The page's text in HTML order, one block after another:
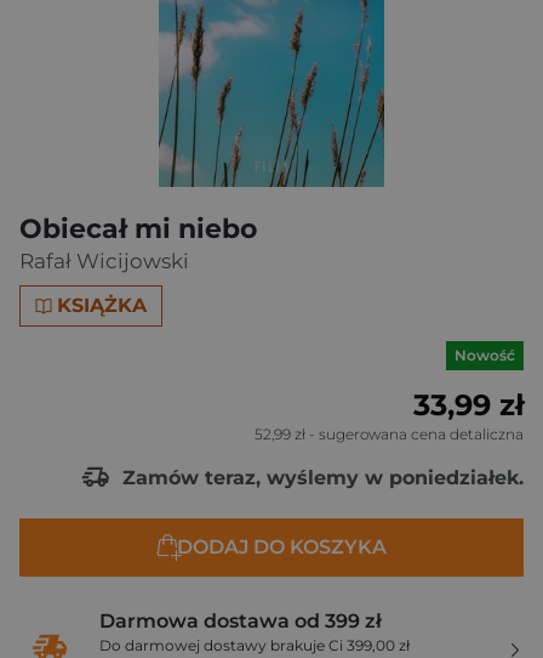
Obiecał mi niebo
Rafał Wicijowski
KSIĄŻKA
Nowość
33,99 zł
52,99 zł - sugerowana cena detaliczna
Zamów teraz, wyślemy w poniedziałek.
DODAJ DO KOSZYKA
Darmowa dostawa od 399 zł
Do darmowej dostawy brakuje Ci 399,00 zł